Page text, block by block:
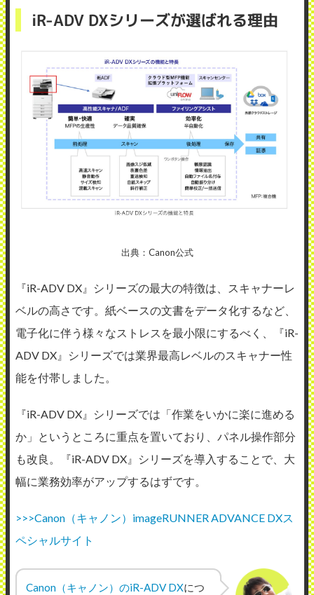
iR-ADV DXシリーズが選ばれる理由
出典：Canon公式
『iR-ADV DX』シリーズの最大の特徴は、スキャナーレ
ベルの高さです。紙ベースの文書をデータ化するなど、
電子化に伴う様々なストレスを最小限にするべく、『iR-
ADV DX』シリーズでは業界最高レベルのスキャナー性
能を付帯しました。
『iR-ADV DX』シリーズでは「作業をいかに楽に進める
か」というところに重点を置いており、パネル操作部分
も改良。『iR-ADV DX』シリーズを導入することで、大
幅に業務効率がアップするはずです。
>>>Canon（キャノン）imageRUNNER ADVANCE DXス
ペシャルサイト
Canon（キャノン）のiR-ADV DXにつ